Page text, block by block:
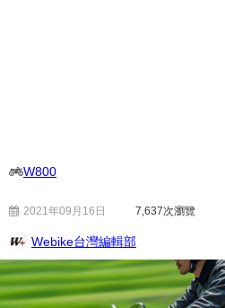
W800
2021年09月16日 7,637次瀏覽
Webike台灣編輯部